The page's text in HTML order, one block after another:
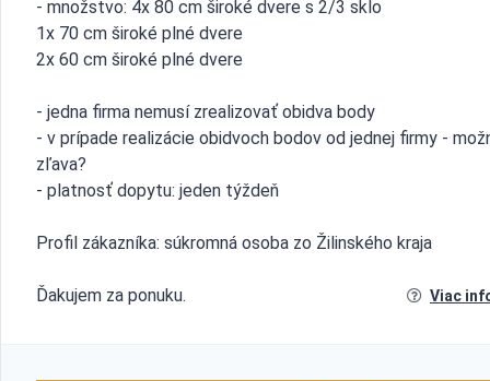
- množstvo: 4x 80 cm široké dvere s 2/3 sklo
1x 70 cm široké plné dvere
2x 60 cm široké plné dvere
- jedna firma nemusí zrealizovať obidva body
- v prípade realizácie obidvoch bodov od jednej firmy -
zľava?
- platnosť dopytu: jeden týždeň
Profil zákazníka: súkromná osoba zo Žilinského kraja
Ďakujem za ponuku. Viac